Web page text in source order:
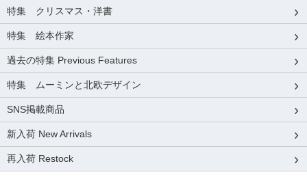
特集 クリスマス・洋書
特集 絵本作家
過去の特集 Previous Features
特集 ムーミンと北欧デザイン
SNS掲載商品
新入荷 New Arrivals
再入荷 Restock